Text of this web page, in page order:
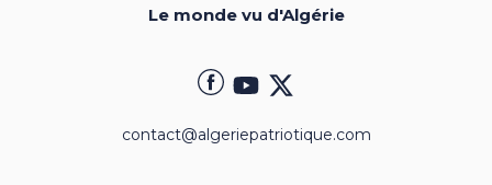
Le monde vu d'Algérie
contact@algeriepatriotique.com